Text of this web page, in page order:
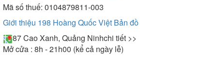
Mã số thuế: 0104879811-003
Giới thiệu 198 Hoàng Quốc Việt Bản đồ
87 Cao Xanh, Quảng Ninhchi tiết >>
Mở cửa : 8h - 21h00 (kể cả ngày lễ)